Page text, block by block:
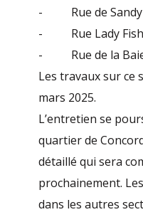
- Rue de Sandy
- Rue Lady Fish
- Rue de la
Les travaux sur ce
mars 2025.
L’entretien se
quartier de
détaillé qui sera
prochainement.
dans les autres